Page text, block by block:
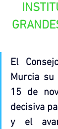
El
Murcia su
15 de
decisiva
y el